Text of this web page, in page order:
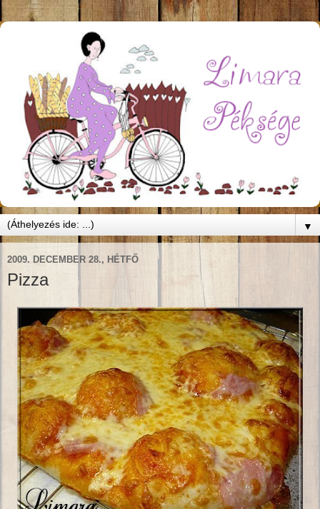
▼
2009. DECEMBER 28., HÉTFŐ
Pizza